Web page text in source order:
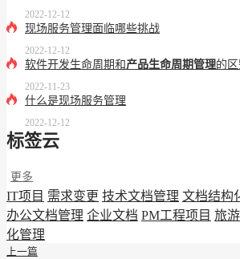
2022-12-12
现场服务管理面临哪些挑战
2022-12-12
软件开发生命周期和 产品生命周期管理的区
2022-11-23
什么是现场服务管理
2022-12-12
标签云
更多
IT项目 需求变更 技术文档管理 文档结构
办公文档管理 企业文档 PM工程项目 旅
化管理
上一篇